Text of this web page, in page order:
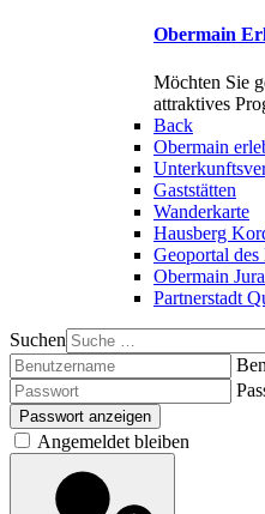
Obermain
Möchten Sie
attraktives
Back
Obermain
Gaststätten
Wanderkarte
Hausberg
Geoportal des
Obermain
Partnerstadt
Suchen
Passwort anzeigen
Angemeldet bleiben